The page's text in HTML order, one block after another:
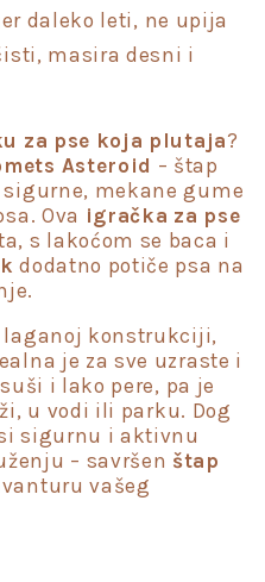
daleko leti, ne upija
masira desni i
za pse koja plutaja?
Asteroid – štap
mekane gume
Ova igračka za pse
s lakoćom se baca i
dodatno potiče psa na
konstrukciji,
je za sve uzraste i
i lako pere, pa je
u vodi ili parku. Dog
sigurnu i aktivnu
– savršen štap
vašeg